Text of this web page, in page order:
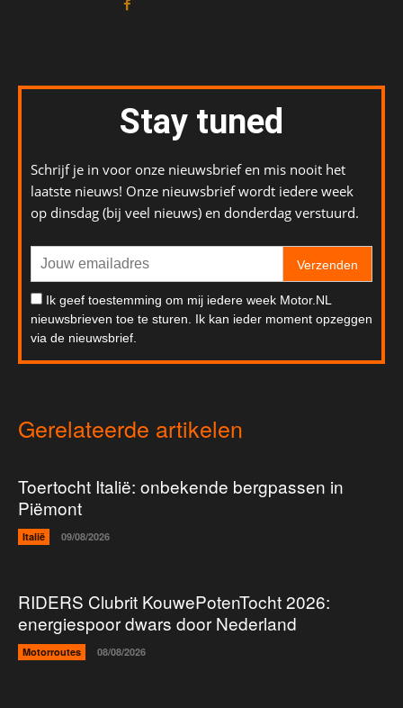
Stay tuned
Schrijf je in voor onze nieuwsbrief en mis nooit het
laatste nieuws! Onze nieuwsbrief wordt iedere week
op dinsdag (bij veel nieuws) en donderdag verstuurd.
Verzenden
Ik geef toestemming om mij iedere week Motor.NL
nieuwsbrieven toe te sturen. Ik kan ieder moment opzeggen
via de nieuwsbrief.
Gerelateerde artikelen
Toertocht Italië: onbekende bergpassen in
Piëmont
Italië 09/08/2026
RIDERS Clubrit KouwePotenTocht 2026:
energiespoor dwars door Nederland
Motorroutes 08/08/2026